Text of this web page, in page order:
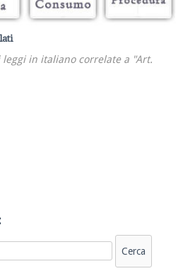
in italiano correlate a "Art.